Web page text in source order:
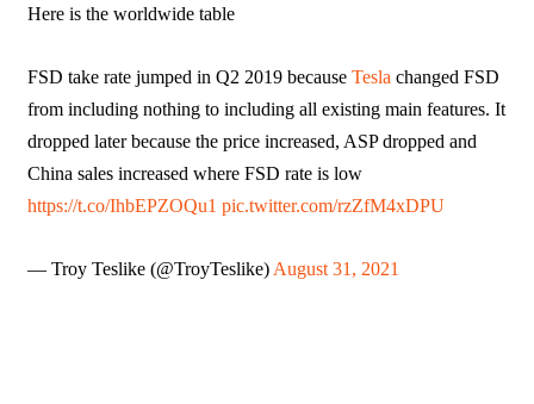
Here is the worldwide table
FSD take rate jumped in Q2 2019 because Tesla changed FSD
from including nothing to including all existing main features. It
dropped later because the price increased, ASP dropped and
China sales increased where FSD rate is low
https://t.co/IhbEPZOQu1 pic.twitter.com/rzZfM4xDPU
— Troy Teslike (@TroyTeslike) August 31, 2021